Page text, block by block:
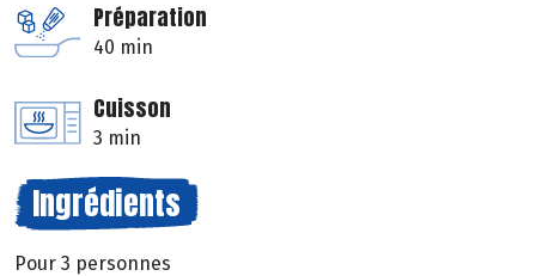
Préparation
40 min
Cuisson
3 min
Ingrédients
Pour 3 personnes